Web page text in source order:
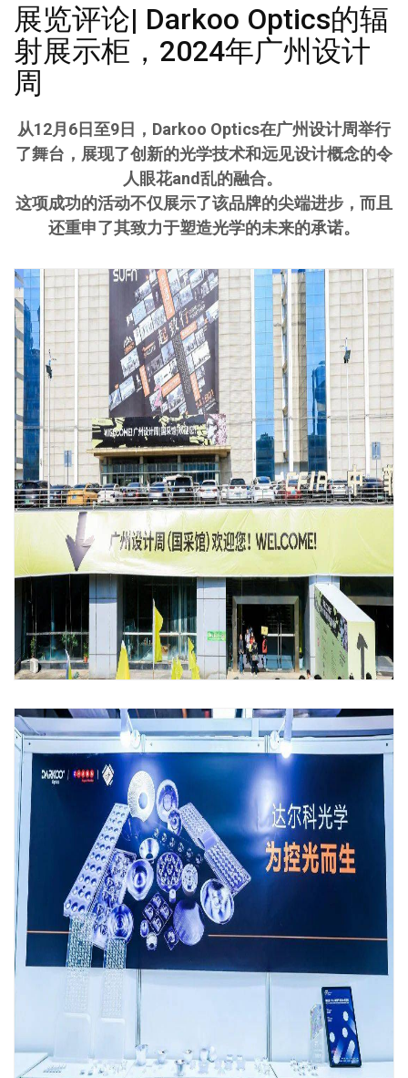
展览评论| Darkoo Optics的辐
射展示柜，2024年广州设计
周
从12月6日至9日，Darkoo Optics在广州设计周举行
了舞台，展现了创新的光学技术和远见设计概念的令
人眼花and乱的融合。
这项成功的活动不仅展示了该品牌的尖端进步，而且
还重申了其致力于塑造光学的未来的承诺。